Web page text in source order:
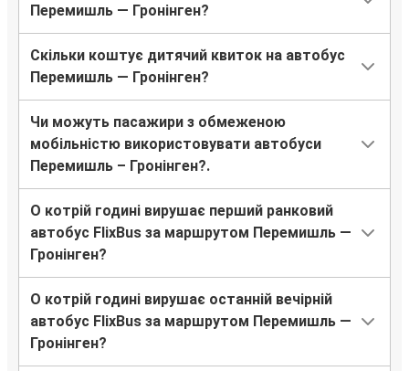
Перемишль — Гронінген?
Скільки коштує дитячий квиток на автобус
Перемишль — Гронінген?
Чи можуть пасажири з обмеженою
мобільністю використовувати автобуси
Перемишль – Гронінген?.
О котрій годині вирушає перший ранковий
автобус FlixBus за маршрутом Перемишль —
Гронінген?
О котрій годині вирушає останній вечірній
автобус FlixBus за маршрутом Перемишль —
Гронінген?